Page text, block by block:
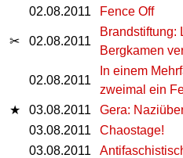
02.08.2011 Fence Off
✂ 02.08.2011
Brandstiftung:
Bergkamen
02.08.2011
In einem
zweimal ein
★ 03.08.2011
Gera:
03.08.2011
Chaostage!
03.08.2011